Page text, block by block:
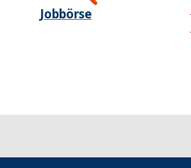
Jobbörse